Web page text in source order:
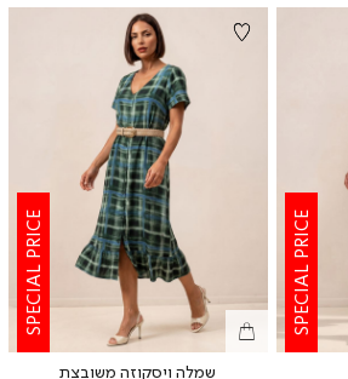
SPECIAL PRICE
SPECIAL PRICE
שמלה ויסקוזה משובצת